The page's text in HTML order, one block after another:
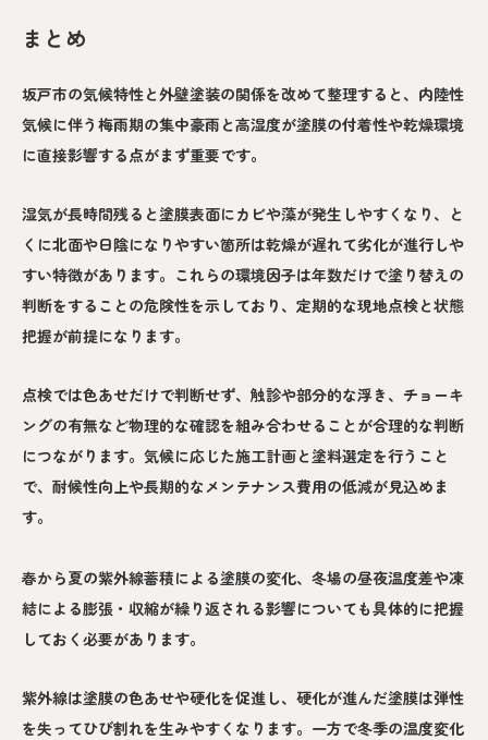
まとめ
坂戸市の気候特性と外壁塗装の関係を改めて整理すると、内陸性
気候に伴う梅雨期の集中豪雨と高湿度が塗膜の付着性や乾燥環境
に直接影響する点がまず重要です。
湿気が長時間残ると塗膜表面にカビや藻が発生しやすくなり、と
くに北面や日陰になりやすい箇所は乾燥が遅れて劣化が進行しや
すい特徴があります。これらの環境因子は年数だけで塗り替えの
判断をすることの危険性を示しており、定期的な現地点検と状態
把握が前提になります。
点検では色あせだけで判断せず、触診や部分的な浮き、チョーキ
ングの有無など物理的な確認を組み合わせることが合理的な判断
につながります。気候に応じた施工計画と塗料選定を行うこと
で、耐候性向上や長期的なメンテナンス費用の低減が見込めま
す。
春から夏の紫外線蓄積による塗膜の変化、冬場の昼夜温度差や凍
結による膨張・収縮が繰り返される影響についても具体的に把握
しておく必要があります。
紫外線は塗膜の色あせや硬化を促進し、硬化が進んだ塗膜は弾性
を失ってひび割れを生みやすくなります。一方で冬季の温度変化